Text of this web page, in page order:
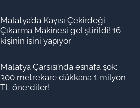
Malatya’da Kayısı Çekirdeği
Çıkarma Makinesi geliştirildi! 16
kişinin işini yapıyor
Malatya Çarşısı’nda esnafa şok:
300 metrekare dükkana 1 milyon
TL önerdiler!